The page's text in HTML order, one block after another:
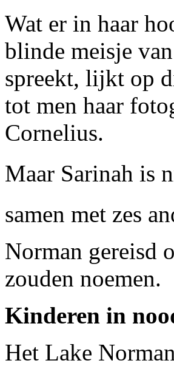
Wat er in haar
blinde meisje
spreekt, lijkt op
tot men haar
Cornelius.
Maar Sarinah is
samen met zes
Norman gereisd
zouden noemen.
Kinderen in
Het Lake